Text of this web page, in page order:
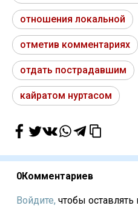
отношения локальной
отметив комментариях
отдать пострадавшим
кайратом нуртасом
0Комментариев
Войдите, чтобы оставлять